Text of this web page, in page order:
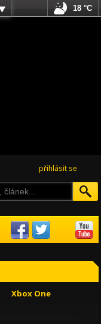
přihlásit se
Xbox One
18 °C